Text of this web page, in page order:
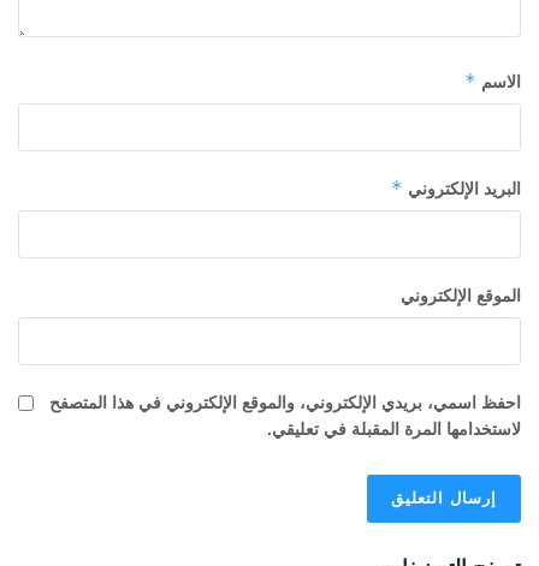
الاسم *
البريد الإلكتروني *
الموقع الإلكتروني
احفظ اسمي، بريدي الإلكتروني، والموقع الإلكتروني في هذا المتصفح
لاستخدامها المرة المقبلة في تعليقي.